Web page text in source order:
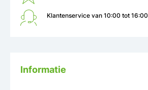
Klantenservice van 10:00 tot 16:00
Informatie